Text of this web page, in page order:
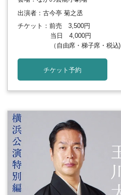
出演者：古今亭 菊之丞
チケット：前売 3,500円
当日 4,000円
（自由席・梯子席・税込)
チケット予約